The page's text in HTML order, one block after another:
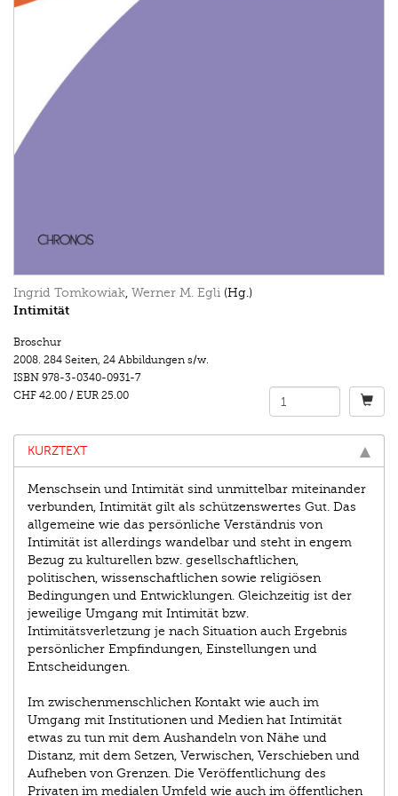
Ingrid Tomkowiak, Werner M. Egli (Hg.)
Intimität
Broschur
2008. 284 Seiten, 24 Abbildungen s/w.
ISBN 978-3-0340-0931-7
CHF 42.00 / EUR 25.00
KURZTEXT
Menschsein und Intimität sind unmittelbar miteinander
verbunden, Intimität gilt als schützenswertes Gut. Das
allgemeine wie das persönliche Verständnis von
Intimität ist allerdings wandelbar und steht in engem
Bezug zu kulturellen bzw. gesellschaftlichen,
politischen, wissenschaftlichen sowie religiösen
Bedingungen und Entwicklungen. Gleichzeitig ist der
jeweilige Umgang mit Intimität bzw.
Intimitätsverletzung je nach Situation auch Ergebnis
persönlicher Empfindungen, Einstellungen und
Entscheidungen.
Im zwischenmenschlichen Kontakt wie auch im
Umgang mit Institutionen und Medien hat Intimität
etwas zu tun mit dem Aushandeln von Nähe und
Distanz, mit dem Setzen, Verwischen, Verschieben und
Aufheben von Grenzen. Die Veröffentlichung des
Privaten im medialen Umfeld wie auch im öffentlichen